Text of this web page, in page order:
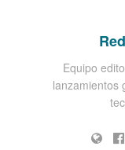
Equipo
lanzamientos